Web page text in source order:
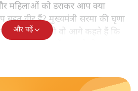
महिलाओं को डराकर आप क्या
बहुत वीर हैं? मुख्यमंत्री सरमा की घृणा
यहीं नहीं रुकती वो आगे कहते हैं कि
और पढ़ें